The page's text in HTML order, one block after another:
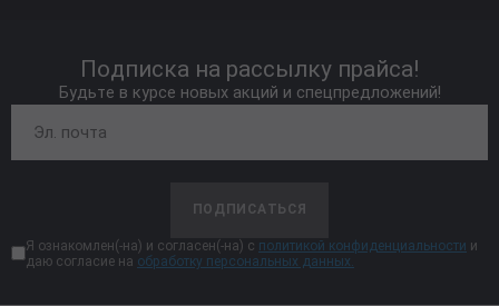
Подписка на рассылку прайса!
Будьте в курсе новых акций и спецпредложений!
ПОДПИСАТЬСЯ
Я ознакомлен(-на) и согласен(-на) с политикой конфиденциальности и
даю согласие на обработку персональных данных.